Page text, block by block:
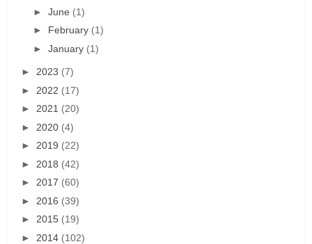
► June (1)
► February (1)
► January (1)
► 2023 (7)
► 2022 (17)
► 2021 (20)
► 2020 (4)
► 2019 (22)
► 2018 (42)
► 2017 (60)
► 2016 (39)
► 2015 (19)
► 2014 (102)